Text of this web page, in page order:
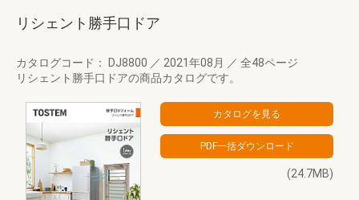
リシェント勝手口ドア
カタログコード： DJ8800 ／ 2021年08月 ／ 全48ページ
リシェント勝手口ドアの商品カタログです。
(24.7MB)